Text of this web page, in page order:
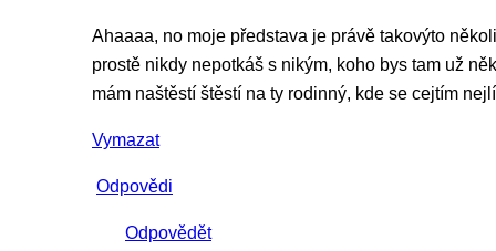
Ahaaaa, no moje představa je právě takovýto
prostě nikdy nepotkáš s nikým, koho bys tam už
mám naštěstí štěstí na ty rodinný, kde se cejtím
Vymazat
Odpovědi
Odpovědět